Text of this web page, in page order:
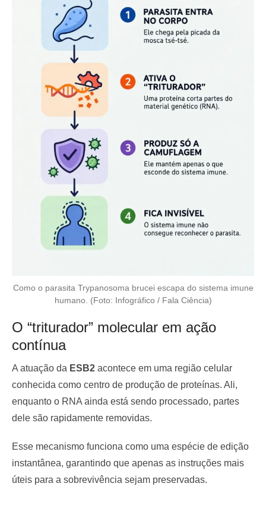
Como o parasita Trypanosoma brucei escapa do sistema imune
humano. (Foto: Infográfico / Fala Ciência)
O “triturador” molecular em ação
contínua
A atuação da ESB2 acontece em uma região celular
conhecida como centro de produção de proteínas. Ali,
enquanto o RNA ainda está sendo processado, partes
dele são rapidamente removidas.
Esse mecanismo funciona como uma espécie de edição
instantânea, garantindo que apenas as instruções mais
úteis para a sobrevivência sejam preservadas.